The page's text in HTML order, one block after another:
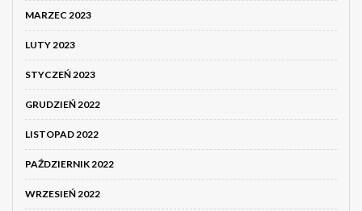
MARZEC 2023
LUTY 2023
STYCZEŃ 2023
GRUDZIEŃ 2022
LISTOPAD 2022
PAŹDZIERNIK 2022
WRZESIEŃ 2022